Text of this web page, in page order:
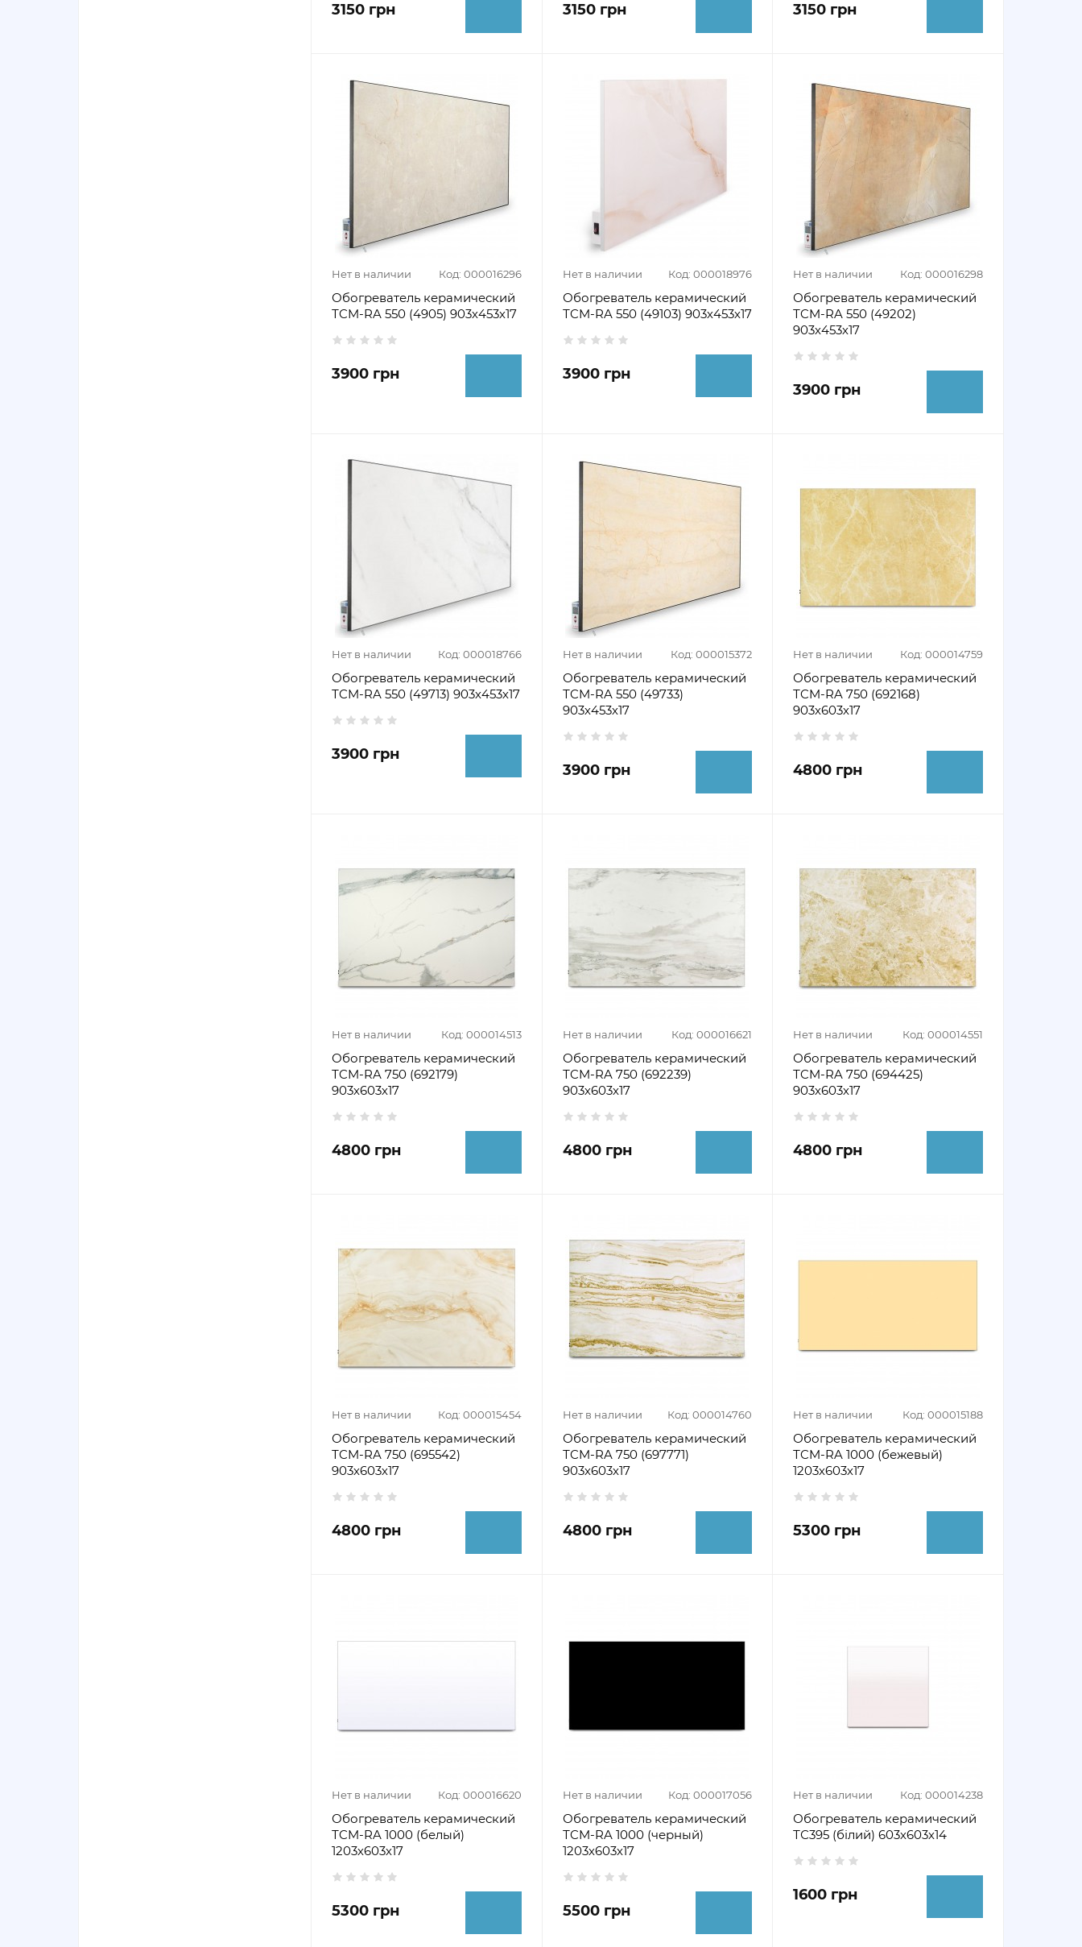
3150 грн 3150 грн 3150 грн
Нет в наличии Код: 000016296
Обогреватель керамический
ТCM-RA 550 (4905) 903х453х17
3900 грн
Нет в наличии Код: 000018976
Обогреватель керамический
ТCM-RA 550 (49103) 903х453х17
3900 грн
Нет в наличии Код: 000016298
Обогреватель керамический
ТCM-RA 550 (49202)
903х453х17
3900 грн
Нет в наличии Код: 000018766
Обогреватель керамический
ТCM-RA 550 (49713) 903х453х17
3900 грн
Нет в наличии Код: 000015372
Обогреватель керамический
ТCM-RA 550 (49733)
903х453х17
3900 грн
Нет в наличии Код: 000014759
Обогреватель керамический
ТCM-RA 750 (692168)
903х603х17
4800 грн
Нет в наличии Код: 000014513
Обогреватель керамический
ТCM-RA 750 (692179)
903х603х17
4800 грн
Нет в наличии Код: 000016621
Обогреватель керамический
ТCM-RA 750 (692239)
903х603х17
4800 грн
Нет в наличии Код: 000014551
Обогреватель керамический
ТCM-RA 750 (694425)
903х603х17
4800 грн
Нет в наличии Код: 000015454
Обогреватель керамический
ТCM-RA 750 (695542)
903х603х17
4800 грн
Нет в наличии Код: 000014760
Обогреватель керамический
ТCM-RA 750 (697771)
903х603х17
4800 грн
Нет в наличии Код: 000015188
Обогреватель керамический
ТCM-RA 1000 (бежевый)
1203х603х17
5300 грн
Нет в наличии Код: 000016620
Обогреватель керамический
ТCM-RA 1000 (белый)
1203х603х17
5300 грн
Нет в наличии Код: 000017056
Обогреватель керамический
ТCM-RA 1000 (черный)
1203х603х17
5500 грн
Нет в наличии Код: 000014238
Обогреватель керамический
ТС395 (білий) 603х603х14
1600 грн